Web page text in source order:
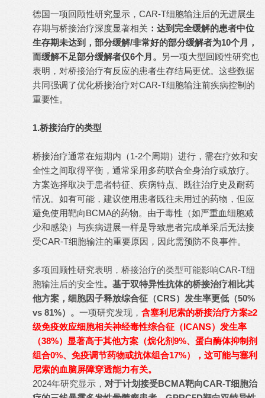
德国一项回顾性研究显示，CAR-T细胞输注后的无进展生
存期与桥接治疗深度显著相关 ：达到完全缓解的患者中位
生存期未达到，部分缓解/非常好的部分缓解者为10个月，
而缓解不足部分缓解者仅6个月。
另一项大型回顾性研究也
表明，对桥接治疗有反应的患者生存结局更优。这些数据
共同强调了优化桥接治疗对CAR-T细胞输注前疾病控制的
重要性。
1.桥接治疗的类型
桥接治疗通常在短期内（1-2个周期）进行，需在疗效和安
全性之间取得平衡，通常采用多药联合全身治疗或放疗。
方案选择取决于患者特征、疾病特点、既往治疗史及耐药
情况。如有可能，建议使用患者既往未用过的药物，但应
避免使用靶向BCMA的药物。由于毒性（如严重血细胞减
少和感染）与疾病进展一样是导致患者完成单采后无法接
受CAR-T细胞输注的重要原因，因此需预防不良事件。
多项回顾性研究表明，桥接治疗的类型可能影响CAR-T细
胞输注后的安全性。基于双特异性抗体的桥接治疗相比其
他方案，细胞因子释放综合征（CRS）发生率更低（50%
vs 81%）。 一项研究发现， 含塞利尼索的桥接治疗方案≥2
级免疫效应细胞相关神经毒性综合征（ICANS）发生率
（38%）显著高于其他方案（烷化剂9%、蛋白酶体抑制剂
组合0%、免疫调节药物或抗体组合17%），这可能与塞利
尼索的血脑屏障穿透能力有关。
2024年研究显示， 对于计划接受BCMA靶向CAR-T细胞治